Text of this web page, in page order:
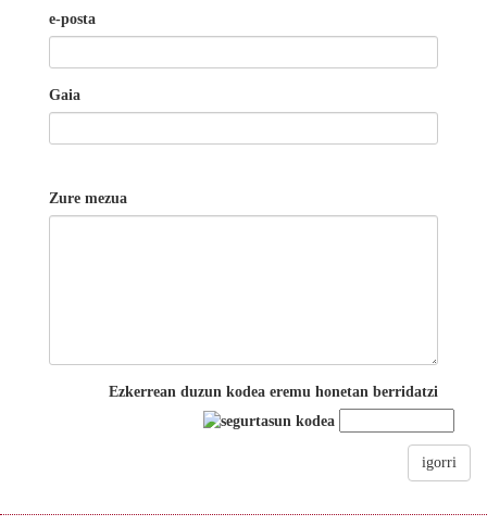
e-posta
Gaia
Zure mezua
Ezkerrean duzun kodea eremu honetan berridatzi
igorri